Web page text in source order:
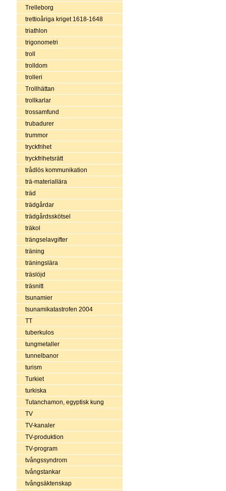
Trelleborg
trettioåriga kriget 1618-1648
triathlon
trigonometri
troll
trolldom
trolleri
Trollhättan
trollkarlar
trossamfund
trubadurer
trummor
tryckfrihet
tryckfrihetsrätt
trådlös kommunikation
trä-materiallära
träd
trädgårdar
trädgårdsskötsel
träkol
trängselavgifter
träning
träningslära
träslöjd
träsnitt
tsunamier
tsunamikatastrofen 2004
TT
tuberkulos
tungmetaller
tunnelbanor
turism
Turkiet
turkiska
Tutanchamon, egyptisk kung
TV
TV-kanaler
TV-produktion
TV-program
tvångssyndrom
tvångstankar
tvångsäktenskap